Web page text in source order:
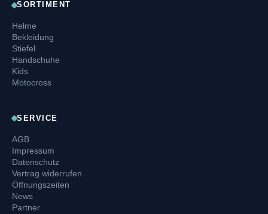
SORTIMENT
Helme
Bekleidung
Stiefel
Handschuhe
Kids
Motocross
SERVICE
AGB
Impressum
Datenschutz
Vertrag widerrufen
Öffnungszeiten
News
Partner